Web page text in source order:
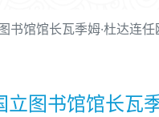
书馆馆长瓦季姆·杜达连
立图书馆馆长瓦